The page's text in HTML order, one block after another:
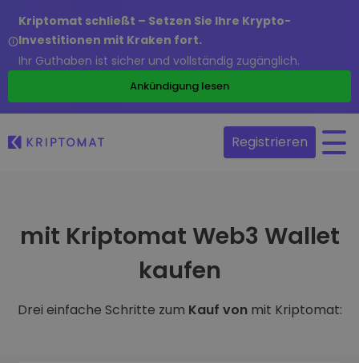
Kriptomat schließt – Setzen Sie Ihre Krypto-
Investitionen mit Kraken fort.
Ihr Guthaben ist sicher und vollständig zugänglich.
Ankündigung lesen
Registrieren
mit Kriptomat Web3 Wallet
kaufen
Drei einfache Schritte zum Kauf von mit Kriptomat: